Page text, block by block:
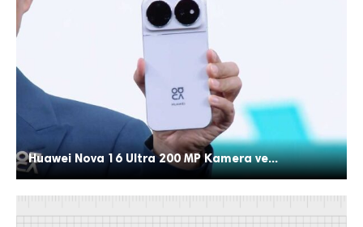
Huawei Nova 16 Ultra 200 MP Kamera ve...